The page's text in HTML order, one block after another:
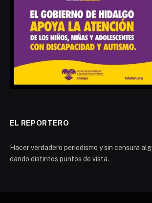
EL REPORTERO
Hacer verdadero periodismo y sin censura
dando distintos puntos de vista.